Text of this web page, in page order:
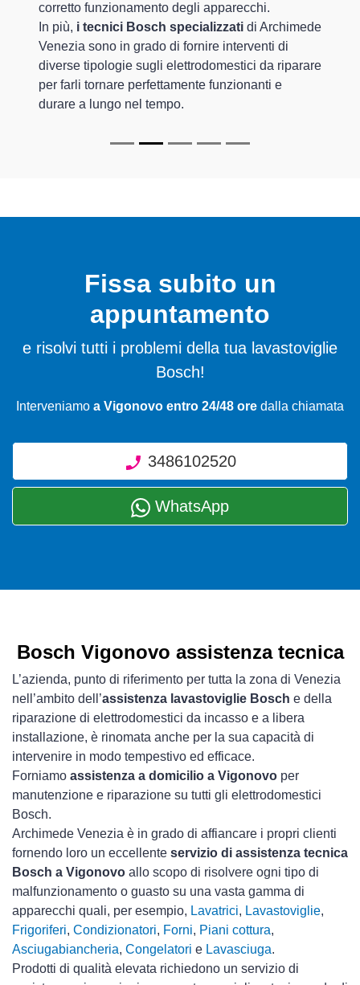
corretto funzionamento degli apparecchi.
In più, i tecnici Bosch specializzati di Archimede
Venezia sono in grado di fornire interventi di
diverse tipologie sugli elettrodomestici da riparare
per farli tornare perfettamente funzionanti e
durare a lungo nel tempo.
Fissa subito un
appuntamento
e risolvi tutti i problemi della tua lavastoviglie
Bosch!
Interveniamo a Vigonovo entro 24/48 ore dalla chiamata
3486102520
WhatsApp
Bosch Vigonovo assistenza tecnica
L’azienda, punto di riferimento per tutta la zona di Venezia
nell’ambito dell’assistenza lavastoviglie Bosch e della
riparazione di elettrodomestici da incasso e a libera
installazione, è rinomata anche per la sua capacità di
intervenire in modo tempestivo ed efficace.
Forniamo assistenza a domicilio a Vigonovo per
manutenzione e riparazione su tutti gli elettrodomestici
Bosch.
Archimede Venezia è in grado di affiancare i propri clienti
fornendo loro un eccellente servizio di assistenza tecnica
Bosch a Vigonovo allo scopo di risolvere ogni tipo di
malfunzionamento o guasto su una vasta gamma di
apparecchi quali, per esempio, Lavatrici, Lavastoviglie,
Frigoriferi, Condizionatori, Forni, Piani cottura,
Asciugabiancheria, Congelatori e Lavasciuga.
Prodotti di qualità elevata richiedono un servizio di